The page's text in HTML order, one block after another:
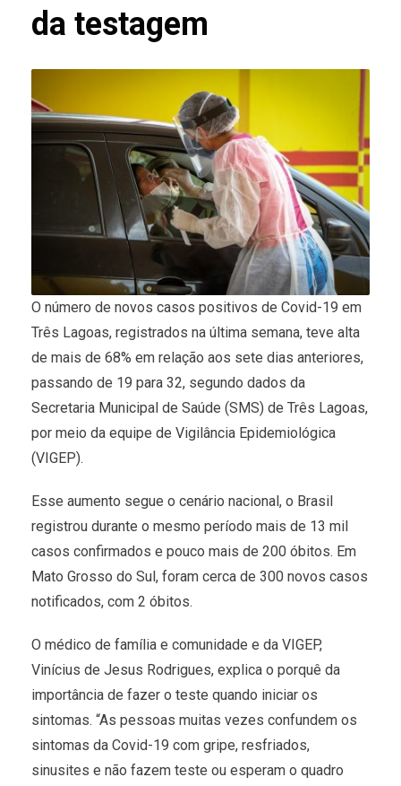
da testagem
O número de novos casos positivos de Covid-19 em
Três Lagoas, registrados na última semana, teve alta
de mais de 68% em relação aos sete dias anteriores,
passando de 19 para 32, segundo dados da
Secretaria Municipal de Saúde (SMS) de Três Lagoas,
por meio da equipe de Vigilância Epidemiológica
(VIGEP).
Esse aumento segue o cenário nacional, o Brasil
registrou durante o mesmo período mais de 13 mil
casos confirmados e pouco mais de 200 óbitos. Em
Mato Grosso do Sul, foram cerca de 300 novos casos
notificados, com 2 óbitos.
O médico de família e comunidade e da VIGEP,
Vinícius de Jesus Rodrigues, explica o porquê da
importância de fazer o teste quando iniciar os
sintomas. “As pessoas muitas vezes confundem os
sintomas da Covid-19 com gripe, resfriados,
sinusites e não fazem teste ou esperam o quadro